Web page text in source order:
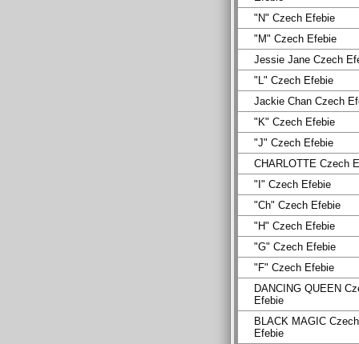
"N" Czech Efebie
"M" Czech Efebie
Jessie Jane Czech
"L" Czech Efebie
Jackie Chan Czech
"K" Czech Efebie
"J" Czech Efebie
CHARLOTTE Czech
"I" Czech Efebie
"Ch" Czech Efebie
"H" Czech Efebie
"G" Czech Efebie
"F" Czech Efebie
DANCING QUEEN
Efebie
BLACK MAGIC Czech
Efebie